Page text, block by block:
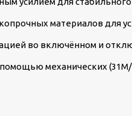
материалов для
во включённом и
механических